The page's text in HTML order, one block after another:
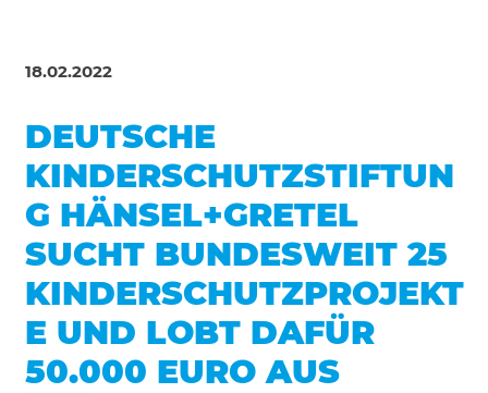
18.02.2022
DEUTSCHE
KINDERSCHUTZSTIFTUN
G HÄNSEL+GRETEL
SUCHT BUNDESWEIT 25
KINDERSCHUTZPROJEKT
E UND LOBT DAFÜR
50.000 EURO AUS
Notwendig
Diese werden für die Grundfunktionen der